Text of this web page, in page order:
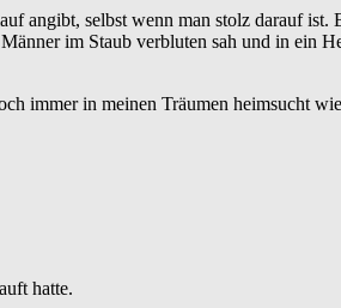
angibt, selbst wenn man stolz darauf ist.
im Staub verbluten sah und in ein
immer in meinen Träumen heimsucht
hatte.